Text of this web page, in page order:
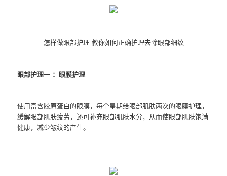
怎样做眼部护理 教你如何正确护理去除眼部细纹
眼部护理一 ：眼膜护理
使用富含胶原蛋白的眼膜，每个星期给眼部肌肤两次的眼膜护理，
缓解眼部肌肤疲劳，还可补充眼部肌肤水分，从而使眼部肌肤饱满
健康，减少皱纹的产生。